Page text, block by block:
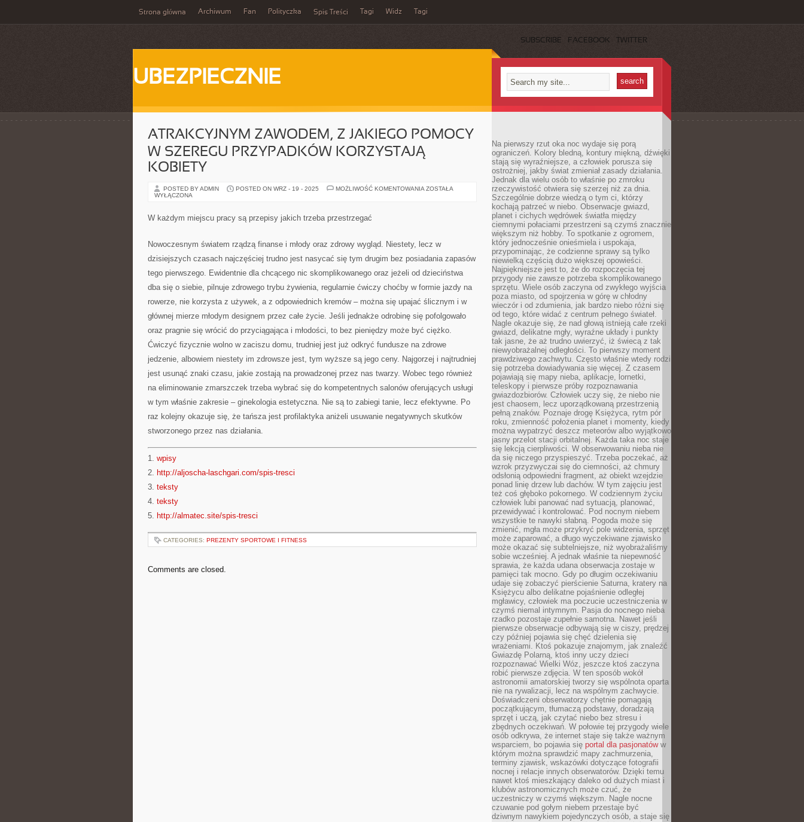
Strona główna Archiwum Fan Polityczka Spis Treści Tagi Widz Tagi
SUBSCRIBE FACEBOOK TWITTER
UBEZPIECZNIE
ATRAKCYJNYM ZAWODEM, Z JAKIEGO POMOCY
W SZEREGU PRZYPADKÓW KORZYSTAJĄ
KOBIETY
POSTED BY ADMIN POSTED ON WRZ - 19 - 2025 MOŻLIWOŚĆ KOMENTOWANIA ATRAKCYJNYM
KOBIETY
ZOSTAŁA
WYŁĄCZONA
W każdym miejscu pracy są przepisy jakich trzeba przestrzegać
Nowoczesnym światem rządzą finanse i młody oraz zdrowy wygląd. Niestety, lecz w
dzisiejszych czasach najczęściej trudno jest nasycać się tym drugim bez posiadania zapasów
tego pierwszego. Ewidentnie dla chcącego nic skomplikowanego oraz jeżeli od dzieciństwa
dba się o siebie, pilnuje zdrowego trybu żywienia, regularnie ćwiczy choćby w formie jazdy na
rowerze, nie korzysta z używek, a z odpowiednich kremów – można się upajać ślicznym i w
głównej mierze młodym designem przez całe życie. Jeśli jednakże odrobinę się pofolgowało
oraz pragnie się wrócić do przyciągająca i młodości, to bez pieniędzy może być ciężko.
Ćwiczyć fizycznie wolno w zaciszu domu, trudniej jest już odkryć fundusze na zdrowe
jedzenie, albowiem niestety im zdrowsze jest, tym wyższe są jego ceny. Najgorzej i najtrudniej
jest usunąć znaki czasu, jakie zostają na prowadzonej przez nas twarzy. Wobec tego również
na eliminowanie zmarszczek trzeba wybrać się do kompetentnych salonów oferujących usługi
w tym właśnie zakresie – ginekologia estetyczna. Nie są to zabiegi tanie, lecz efektywne. Po
raz kolejny okazuje się, że tańsza jest profilaktyka aniżeli usuwanie negatywnych skutków
stworzonego przez nas działania.
1. wpisy
2. http://aljoscha-laschgari.com/spis-tresci
3. teksty
4. teksty
5. http://almatec.site/spis-tresci
CATEGORIES: PREZENTY SPORTOWE I FITNESS
Comments are closed.
Na pierwszy rzut oka noc wydaje się porą
ograniczeń. Kolory bledną, kontury miękną, dźwięki
stają się wyraźniejsze, a człowiek porusza się
ostrożniej, jakby świat zmieniał zasady działania.
Jednak dla wielu osób to właśnie po zmroku
rzeczywistość otwiera się szerzej niż za dnia.
Szczególnie dobrze wiedzą o tym ci, którzy
kochają patrzeć w niebo. Obserwacje gwiazd,
planet i cichych wędrówek światła między
ciemnymi połaciami przestrzeni są czymś znacznie
większym niż hobby. To spotkanie z ogromem,
który jednocześnie onieśmiela i uspokaja,
przypominając, że codzienne sprawy są tylko
niewielką częścią dużo większej opowieści.
Najpiękniejsze jest to, że do rozpoczęcia tej
przygody nie zawsze potrzeba skomplikowanego
sprzętu. Wiele osób zaczyna od zwykłego wyjścia
poza miasto, od spojrzenia w górę w chłodny
wieczór i od zdumienia, jak bardzo niebo różni się
od tego, które widać z centrum pełnego świateł.
Nagle okazuje się, że nad głową istnieją całe rzeki
gwiazd, delikatne mgły, wyraźne układy i punkty
tak jasne, że aż trudno uwierzyć, iż świecą z tak
niewyobrażalnej odległości. To pierwszy moment
prawdziwego zachwytu. Często właśnie wtedy rodzi
się potrzeba dowiadywania się więcej. Z czasem
pojawiają się mapy nieba, aplikacje, lornetki,
teleskopy i pierwsze próby rozpoznawania
gwiazdozbiorów. Człowiek uczy się, że niebo nie
jest chaosem, lecz uporządkowaną przestrzenią
pełną znaków. Poznaje drogę Księżyca, rytm pór
roku, zmienność położenia planet i momenty, kiedy
można wypatrzyć deszcz meteorów albo wyjątkowo
jasny przelot stacji orbitalnej. Każda taka noc staje
się lekcją cierpliwości. W obserwowaniu nieba nie
da się niczego przyspieszyć. Trzeba poczekać, aż
wzrok przyzwyczai się do ciemności, aż chmury
odsłonią odpowiedni fragment, aż obiekt wzejdzie
ponad linię drzew lub dachów. W tym zajęciu jest
też coś głęboko pokornego. W codziennym życiu
człowiek lubi panować nad sytuacją, planować,
przewidywać i kontrolować. Pod nocnym niebem
wszystkie te nawyki słabną. Pogoda może się
zmienić, mgła może przykryć pole widzenia, sprzęt
może zaparować, a długo wyczekiwane zjawisko
może okazać się subtelniejsze, niż wyobrażaliśmy
sobie wcześniej. A jednak właśnie ta niepewność
sprawia, że każda udana obserwacja zostaje w
pamięci tak mocno. Gdy po długim oczekiwaniu
udaje się zobaczyć pierścienie Saturna, kratery na
Księżycu albo delikatne pojaśnienie odległej
mgławicy, człowiek ma poczucie uczestniczenia w
czymś niemal intymnym. Pasja do nocnego nieba
rzadko pozostaje zupełnie samotna. Nawet jeśli
pierwsze obserwacje odbywają się w ciszy, prędzej
czy później pojawia się chęć dzielenia się
wrażeniami. Ktoś pokazuje znajomym, jak znaleźć
Gwiazdę Polarną, ktoś inny uczy dzieci
rozpoznawać Wielki Wóz, jeszcze ktoś zaczyna
robić pierwsze zdjęcia. W ten sposób wokół
astronomii amatorskiej tworzy się wspólnota oparta
nie na rywalizacji, lecz na wspólnym zachwycie.
Doświadczeni obserwatorzy chętnie pomagają
początkującym, tłumaczą podstawy, doradzają
sprzęt i uczą, jak czytać niebo bez stresu i
zbędnych oczekiwań. W połowie tej przygody wiele
osób odkrywa, że internet staje się także ważnym
wsparciem, bo pojawia się portal dla pasjonatóww
którym można sprawdzić mapy zachmurzenia,
terminy zjawisk, wskazówki dotyczące fotografii
nocnej i relacje innych obserwatorów. Dzięki temu
nawet ktoś mieszkający daleko od dużych miast i
klubów astronomicznych może czuć, że
uczestniczy w czymś większym. Nagle nocne
czuwanie pod gołym niebem przestaje być
dziwnym nawykiem pojedynczych osób, a staje się